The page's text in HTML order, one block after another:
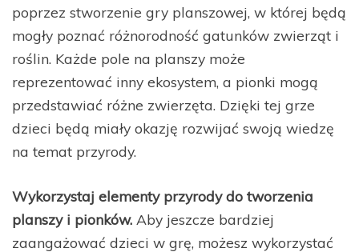
poprzez stworzenie gry planszowej, w której będą
mogły poznać różnorodność gatunków zwierząt i
roślin. Każde pole na planszy może
reprezentować inny ekosystem, a pionki mogą
przedstawiać różne zwierzęta. Dzięki tej grze
dzieci będą miały okazję rozwijać swoją wiedzę
na temat przyrody.
Wykorzystaj elementy przyrody do tworzenia
planszy i pionków. Aby jeszcze bardziej
zaangażować dzieci w grę, możesz wykorzystać